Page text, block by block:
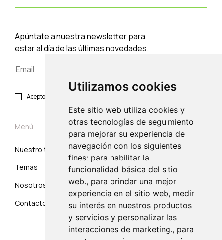
Utilizamos cookies
Este sitio web utiliza cookies y
otras tecnologías de seguimiento
para mejorar su experiencia de
navegación con los siguientes
fines: para habilitar la
funcionalidad básica del sitio
web., para brindar una mejor
experiencia en el sitio web, medir
su interés en nuestros productos
y servicios y personalizar las
interacciones de marketing., para
Apúntate a nuestra newsletter para
estar al día de las últimas novedades.
Acepto política de privacidad y protección de datos.
Menú
Nuestro trabajo
Temas
Nosotros
Contacto
Suscribirse
Correo electrónico